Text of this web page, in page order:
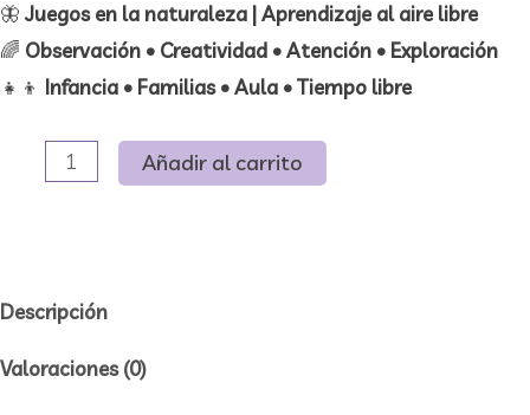
🦋 Juegos en la naturaleza | Aprendizaje al aire libre
🌈 Observación • Creatividad • Atención • Exploración
👧👦 Infancia • Familias • Aula • Tiempo libre
I
descargable
Añadir al carrito
Descripción
Valoraciones (0)